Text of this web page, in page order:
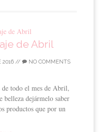
de Abril
2016// NO COMMENTS
todo el mes de Abril,
dejármelo saber
productos que por un